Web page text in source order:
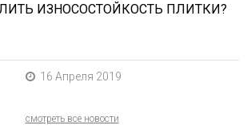
ИЗНОСОСТОЙКОСТЬ ПЛИТКИ?
16 Апреля 2019
смотреть все новости